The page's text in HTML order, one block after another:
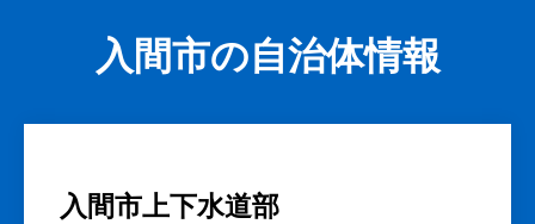
入間市の自治体情報
入間市上下水道部